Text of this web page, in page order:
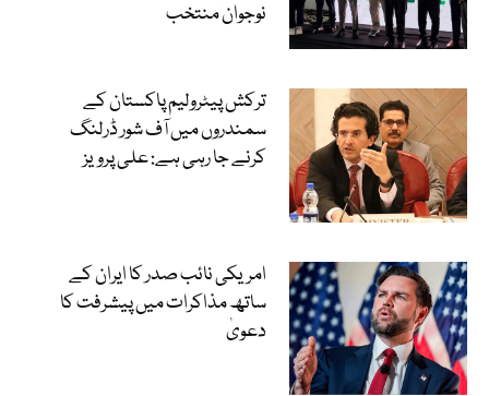
نوجوان منتخب
ترکش پیٹرولیم پاکستان کے
سمندروں میں آف شور ڈرلنگ
کرنے جا رہی ہے: علی پرویز
امریکی نائب صدر کا ایران کے
ساتھ مذاکرات میں پیشرفت کا
دعویٰ